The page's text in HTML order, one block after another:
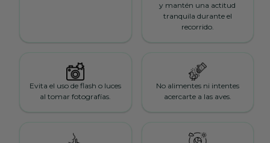
y mantén una actitud
tranquila durante el
recorrido.
Evita el uso de flash o luces
al tomar fotografías.
No alimentes ni intentes
acercarte a las aves.